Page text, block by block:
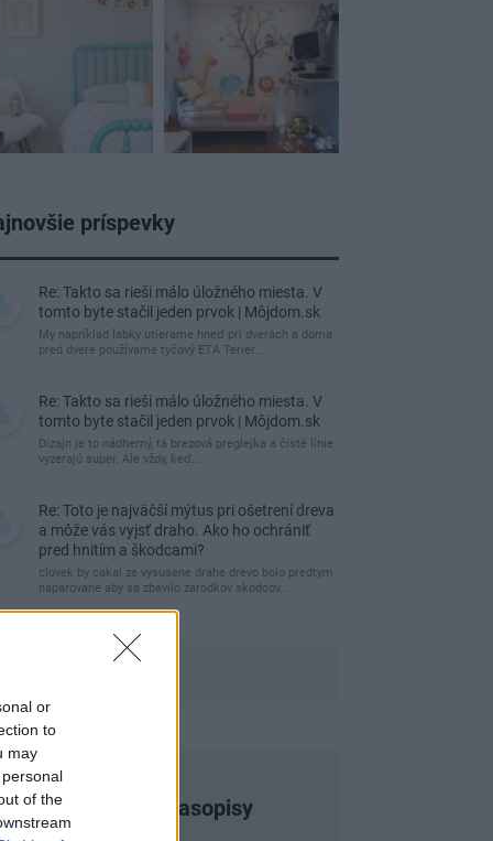
or
to
may
of the
príspevky
Re: Takto sa rieši málo úložného miesta. V
tomto byte stačil jeden prvok | Môjdom.sk
My napríklad labky utierame hneď pri dverách a doma
pred dvere používame tyčový ETA Terier…
Re: Takto sa rieši málo úložného miesta. V
tomto byte stačil jeden prvok | Môjdom.sk
Dizajn je to nádherný, tá brezová preglejka a čisté línie
vyzerajú super. Ale vždy, keď…
Re: Toto je najväčší mýtus pri ošetrení dreva
a môže vás vyjsť draho. Ako ho ochrániť
pred hnitím a škodcami?
clovek by cakal ze vysusene drahe drevo bolo predtym
naparovane aby sa zbavilo zarodkov skodcov...
Najnovšie časopisy